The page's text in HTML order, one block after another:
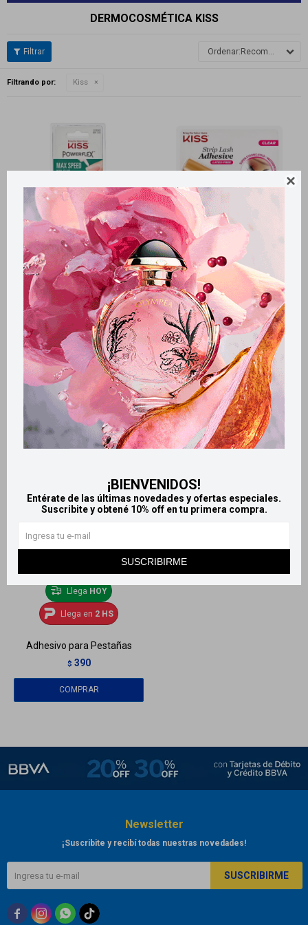

¡BIENVENIDOS!
Entérate de las últimas novedades y ofertas especiales.
Suscribite y obtené 10% off en tu primera compra.
SUSCRIBIRME
DERMOCOSMÉTICA KISS
Recomendados
Filtrando por: Kiss
LlegaHOY
Llega en2 HS
Kiss Max Speed pegamento
para uñas
$ 260
LlegaHOY
Llega en 2 HS
Kiss pegamento para
pestañas hipoalergénico
$ 420
Llega HOY
Llega en 2 HS
Adhesivo para Pestañas
$ 390
Newsletter
¡Suscribite y recibí todas nuestras novedades!
SUSCRIBIRME
  